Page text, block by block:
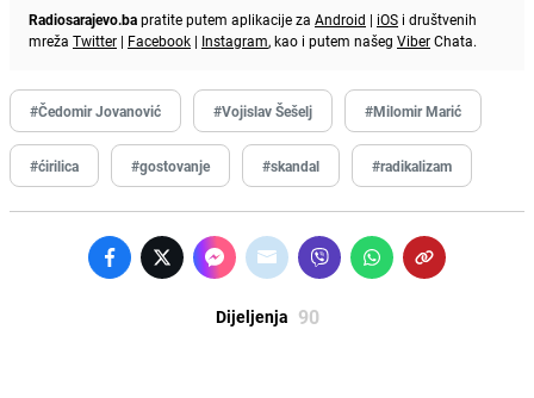
Radiosarajevo.bapratite putem aplikacije za Android | iOS i društvenih
mreža Twitter | Facebook | Instagram, kao i putem našeg ViberChata.
#Čedomir Jovanović #Vojislav Šešelj #Milomir Marić
#ćirilica #gostovanje #skandal #radikalizam
Dijeljenja 90